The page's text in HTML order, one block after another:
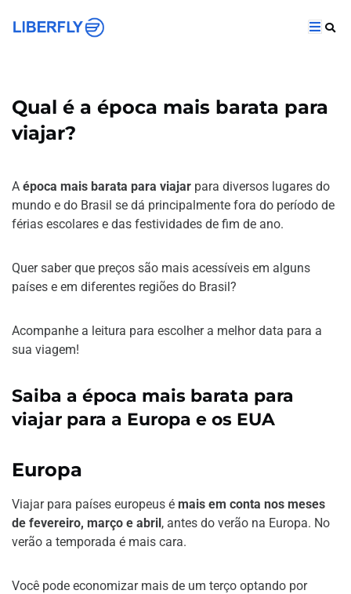
Qual é a época mais barata para
viajar?
A época mais barata para viajar para diversos lugares do
mundo e do Brasil se dá principalmente fora do período de
férias escolares e das festividades de fim de ano.
Quer saber que preços são mais acessíveis em alguns
países e em diferentes regiões do Brasil?
Acompanhe a leitura para escolher a melhor data para a
sua viagem!
Saiba a época mais barata para
viajar para a Europa e os EUA
Europa
Viajar para países europeus é mais em conta nos meses
de fevereiro, março e abril, antes do verão na Europa. No
verão a temporada é mais cara.
Você pode economizar mais de um terço optando por